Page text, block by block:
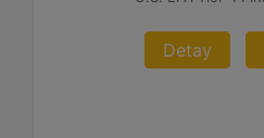
Detay